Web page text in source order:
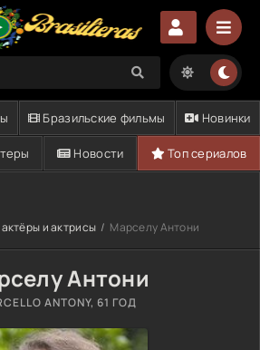
Бразильские фильмы Новинки
Новости Топ сериалов
и актрисы Марселу Антони
Антони
ANTONY, 61 ГОД